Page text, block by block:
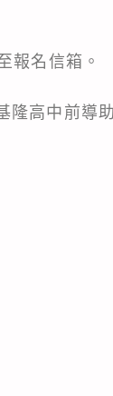
報名信箱。
隆高中前導